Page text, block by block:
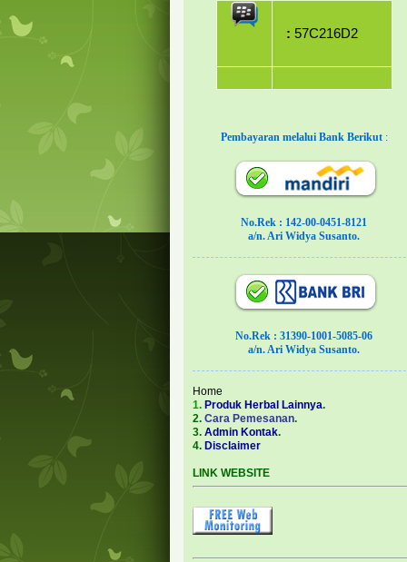
: 57C216D2
Pembayaran melalui Bank Berikut :
No.Rek : 142-00-0451-8121
a/n. Ari Widya Susanto.
No.Rek : 31390-1001-5085-06
a/n. Ari Widya Susanto.
Home
1. Produk Herbal Lainnya.
2. Cara Pemesanan.
3. Admin Kontak.
4. Disclaimer
LINK WEBSITE